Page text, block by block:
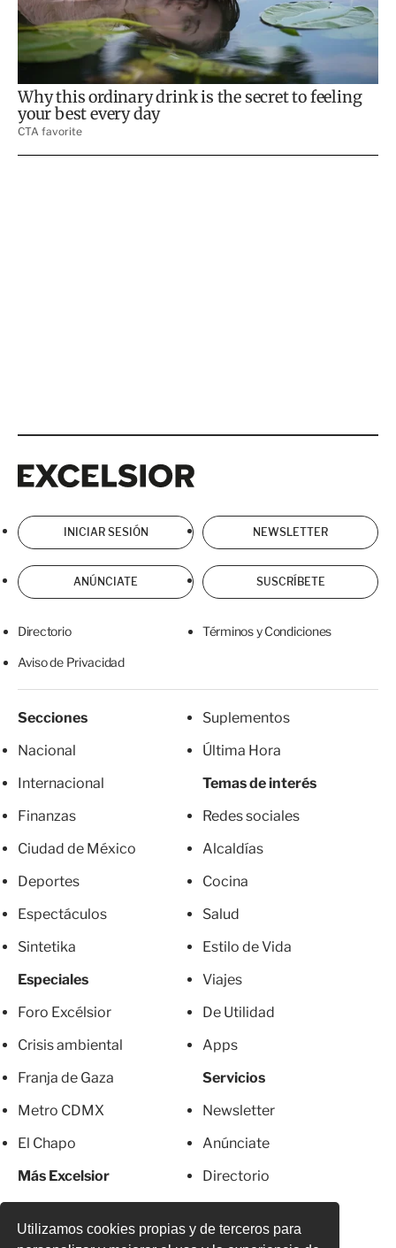
Utilizamos cookies propias y de terceros para
INICIAR SESIÓN NEWSLETTER
ANÚNCIATE SUSCRÍBETE
Directorio Términos y Condiciones
Aviso de Privacidad
Secciones
Nacional
Internacional
Finanzas
Ciudad de México
Deportes
Espectáculos
Sintetika
Especiales
Foro Excélsior
Crisis ambiental
Franja de Gaza
Metro CDMX
El Chapo
Más Excelsior
Suplementos
Última Hora
Temas de interés
Redes sociales
Alcaldías
Cocina
Salud
Estilo de Vida
Viajes
De Utilidad
Apps
Servicios
Newsletter
Anúnciate
Directorio